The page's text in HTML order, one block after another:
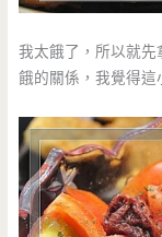
我太餓了，所以就
餓的關係，我覺得